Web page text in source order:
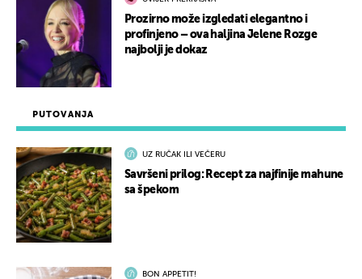
PUTOVANJA
UZ RUČAK ILI VEČERU
Savršeni prilog: Recept za najfinije mahune
sa špekom
BON APPETIT!
Prozirno može izgledati elegantno i
profinjeno – ova haljina Jelene Rozge
najbolji je dokaz